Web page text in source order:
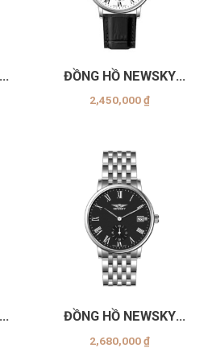
ĐỒNG HỒ NEWSKY
NS5013G.L01
2,450,000₫
ĐỒNG HỒ NEWSKY
NS5013G.S02
2,680,000₫